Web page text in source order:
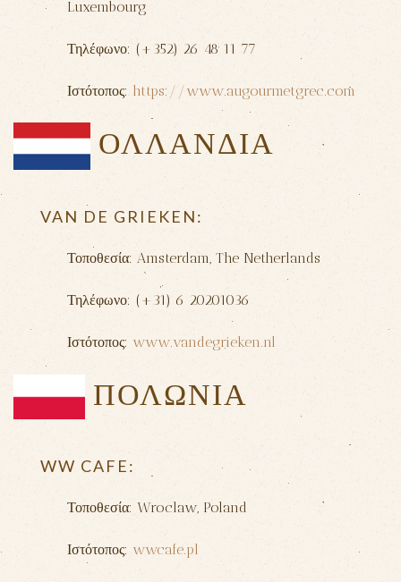
Luxembourg
Τηλέφωνο: (+352) 26 48 11 77
Ιστότοπος: https://www.augourmetgrec.com
ΟΛΛΑΝΔΙΑ
VAN DE GRIEKEN:
Τοποθεσία: Amsterdam, The Netherlands
Τηλέφωνο: (+31) 6 20201036
Ιστότοπος: www.vandegrieken.nl
ΠΟΛΩΝΙΑ
WW CAFE:
Τοποθεσία: Wroclaw, Poland
Ιστότοπος: wwcafe.pl